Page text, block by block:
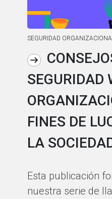
SEGURIDAD
SEGURIDAD
FINES DE
LA
Esta publicación
nuestra serie de